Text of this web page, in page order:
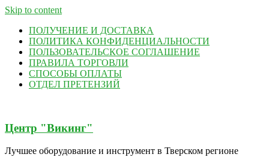
Skip to content
ПОЛУЧЕНИЕ И ДОСТАВКА
ПОЛИТИКА КОНФИДЕНЦИАЛЬНОСТИ
ПОЛЬЗОВАТЕЛЬСКОЕ СОГЛАШЕНИЕ
ПРАВИЛА ТОРГОВЛИ
СПОСОБЫ ОПЛАТЫ
ОТДЕЛ ПРЕТЕНЗИЙ
Центр "Викинг"
Лучшее оборудование и инструмент в Тверском регионе